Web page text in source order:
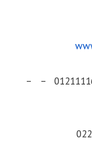
موبايل: 01211116954 – – 01211116956 – –